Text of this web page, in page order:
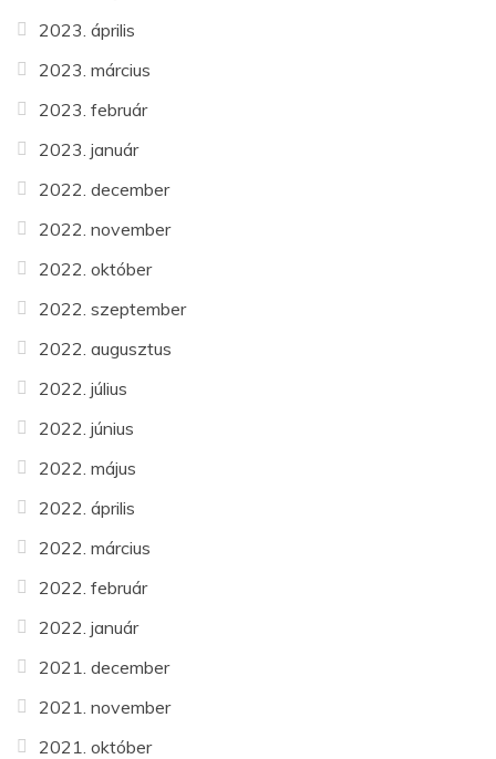
2023. április
2023. március
2023. február
2023. január
2022. december
2022. november
2022. október
2022. szeptember
2022. augusztus
2022. július
2022. június
2022. május
2022. április
2022. március
2022. február
2022. január
2021. december
2021. november
2021. október